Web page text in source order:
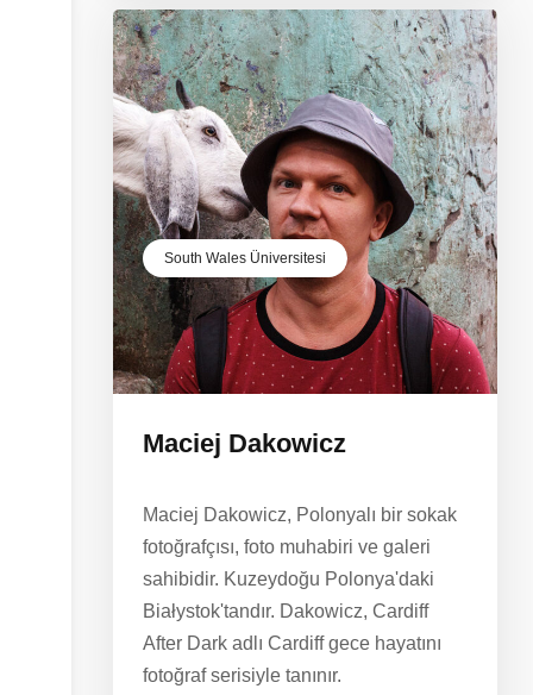
South Wales Üniversitesi
Maciej Dakowicz
Maciej Dakowicz, Polonyalı bir sokak
fotoğrafçısı, foto muhabiri ve galeri
sahibidir. Kuzeydoğu Polonya'daki
Białystok'tandır. Dakowicz, Cardiff
After Dark adlı Cardiff gece hayatını
fotoğraf serisiyle tanınır.